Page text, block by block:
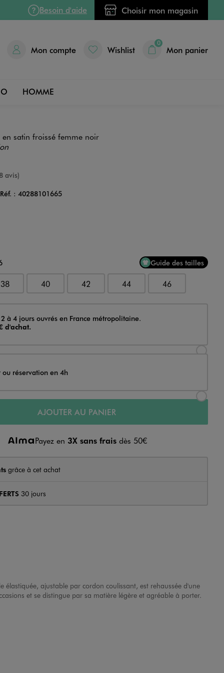
Besoin d'aide Choisir mon magasin
Mon compte Wishlist
0
Mon panier
HOMME
en satin froissé femme noir
avis)
Réf. : 40288101665
Guide des tailles
38 40 42 44 46
à 4 jours ouvrés en France métropolitaine.
d'achat.
ou réservation en 4h
AJOUTER AU PANIER
Payez en 3X sans fraisdès 50€
grâce à cet achat
30 jours
ajustable par cordon coulissant, est rehaussée d'une
et se distingue par sa matière légère et agréable à porter.